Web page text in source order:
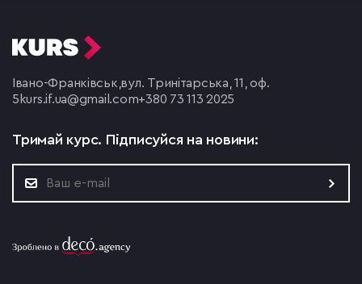
Івано-Франківськ,вул. Тринітарська, 11, оф.
5 kurs.if.ua@gmail.com+380 73 113 2025
Тримай курс. Підписуйся на новини: